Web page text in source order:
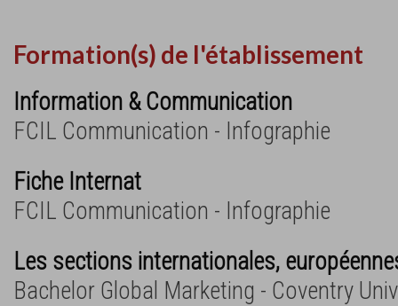
Formation(s) de l'établissement
Information & Communication
FCIL Communication - Infographie
Fiche Internat
FCIL Communication - Infographie
Les sections internationales,
Bachelor Global Marketing - Coventry